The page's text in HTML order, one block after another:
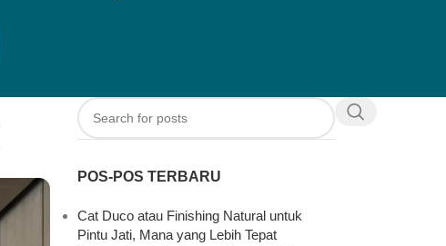
POS-POS TERBARU
Cat Duco atau Finishing Natural untuk
Pintu Jati, Mana yang Lebih Tepat